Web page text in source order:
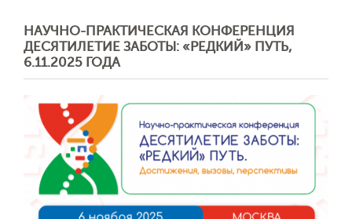
НАУЧНО-ПРАКТИЧЕСКАЯ КОНФЕРЕНЦИЯ
ДЕСЯТИЛЕТИЕ ЗАБОТЫ: «РЕДКИЙ» ПУТЬ,
6.11.2025 ГОДА